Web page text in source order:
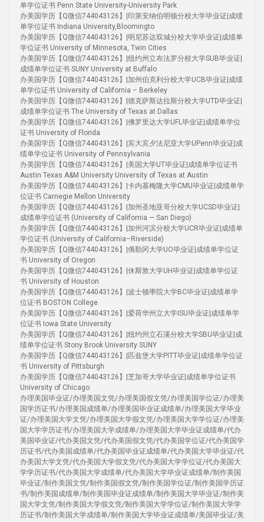
单学位证书 Penn State University-University Park
办美国学历【Q微信744043126】|印第安纳伯明顿分校大学毕业证|成绩
单学位证书 Indiana University,Bloomingto
办美国学历【Q微信744043126】|明尼苏达双城分校大学毕业证|成绩单
学位证书 University of Minnesota, Twin Cities
办美国学历【Q微信744043126】|纽约州立布法罗分校大学SUB毕业证|
成绩单学位证书 SUNY University at Buffalo
办美国学历【Q微信744043126】|加州伯克利分校大学UCB毕业证|成绩
单学位证书 University of California – Berkeley
办美国学历【Q微信744043126】|德克萨斯达拉斯分校大学UTD毕业证|
成绩单学位证书 The University of Texas at Dallas
办美国学历【Q微信744043126】|佛罗里达大学UFL毕业证|成绩单学位
证书 University of Florida
办美国学历【Q微信744043126】|宾大宾夕法尼亚大学UPenn毕业证|成
绩单学位证书 University of Pennsylvania
办美国学历【Q微信744043126】|美国大学UT毕业证|成绩单学位证书
Austin Texas A&M University University of Texas at Austin
办美国学历【Q微信744043126】|卡内基梅隆大学CMU毕业证|成绩单学
位证书 Carnegie Mellon University
办美国学历【Q微信744043126】|加州圣地亚哥分校大学UCSD毕业证|
成绩单学位证书 (University of California — San Diego)
办美国学历【Q微信744043126】|加州河滨分校大学UCR毕业证|成绩单
学位证书 (University of California–Riverside)
办美国学历【Q微信744043126】|俄勒冈大学UO毕业证|成绩单学位证
书 University of Oregon
办美国学历【Q微信744043126】|休斯敦大学UH毕业证|成绩单学位证
书 University of Houston
办美国学历【Q微信744043126】|波士顿學院大学BC毕业证|成绩单学
位证书 BOSTON College
办美国学历【Q微信744043126】|爱荷华州立大学ISU毕业证|成绩单学
位证书 Iowa State University
办美国学历【Q微信744043126】|纽约州立石溪分校大学SBU毕业证|成
绩单学位证书 Stony Brook University SUNY
办美国学历【Q微信744043126】|匹兹堡大学PITT毕业证|成绩单学位证
书 University of Pittsburgh
办美国学历【Q微信744043126】|芝加哥大学毕业证|成绩单学位证书
University of Chicago
办理美国毕业证/办理美国文凭/办理美国假文凭/办理美国学位证/办理美
国学历证书/办理美国成绩单/办理美国毕业证成绩单/办理美国大学毕业
证/办理美国大学文凭/办理美国大学假文凭/办理美国大学学位证/办理美
国大学学历证书/办理美国大学成绩单/办理美国大学毕业证成绩单/代办
美国毕业证/代办美国文凭/代办美国假文凭/代办美国学位证/代办美国学
历证书/代办美国成绩单/代办美国毕业证成绩单/代办美国大学毕业证/代
办美国大学文凭/代办美国大学假文凭/代办美国大学学位证/代办美国大
学学历证书/代办美国大学成绩单/代办美国大学毕业证成绩单/制作美国
毕业证/制作美国文凭/制作美国假文凭/制作美国学位证/制作美国学历证
书/制作美国成绩单/制作美国毕业证成绩单/制作美国大学毕业证/制作美
国大学文凭/制作美国大学假文凭/制作美国大学学位证/制作美国大学学
历证书/制作美国大学成绩单/制作美国大学毕业证成绩单/美国毕业证/美